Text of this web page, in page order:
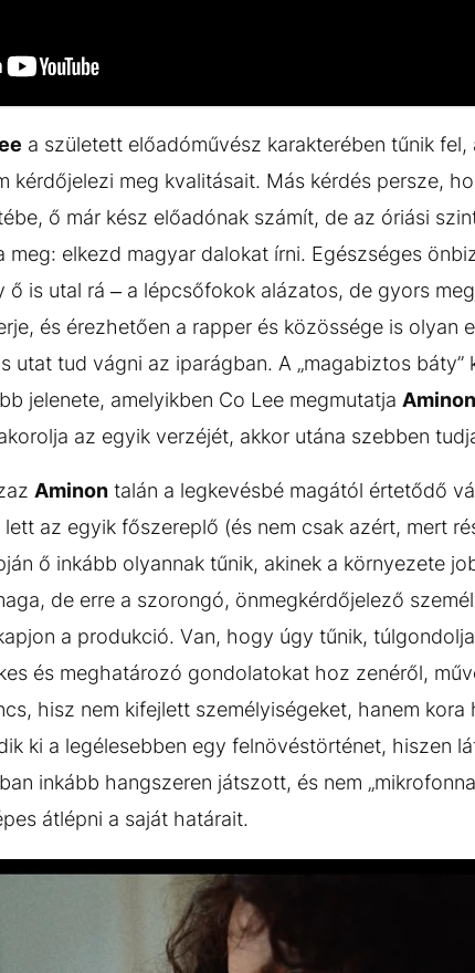
a született előadóművész karakterében tűnik fel,
kérdőjelezi meg kvalitásait. Más kérdés persze,
ő már kész előadónak számít, de az óriási
elkezd magyar dalokat írni. Egészséges
ő is utal rá – a lépcsőfokok alázatos, de gyors
és érezhetően a rapper és közössége is olyan
utat tud vágni az iparágban. A „magabiztos báty”
jelenete, amelyikben Co Lee megmutatja Aminon
az egyik verzéjét, akkor utána szebben
Aminon talán a legkevésbé magától értetődő
lett az egyik főszereplő (és nem csak azért, mert
ő inkább olyannak tűnik, akinek a környezete
de erre a szorongó, önmegkérdőjelező
a produkció. Van, hogy úgy tűnik,
és meghatározó gondolatokat hoz zenéről,
hisz nem kifejlett személyiségeket, hanem kora
ki a legélesebben egy felnövéstörténet, hiszen
inkább hangszeren játszott, és nem
átlépni a saját határait.